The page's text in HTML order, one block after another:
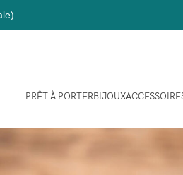
PRÊT À PORTERBIJOUX